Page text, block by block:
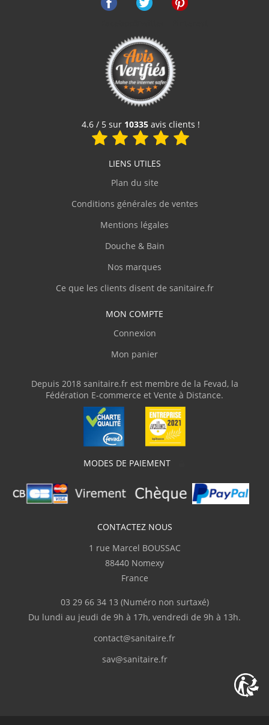
Receveur Olympic Plus Blanc - Hauteur 12.5 cm - 110x70
cm
Voir le produit
4.6 / 5 sur 10335avis clients !
LIENS UTILES
Plan du site
Conditions générales de ventes
Mentions légales
Douche & Bain
Nos marques
Ce que les clients disent de sanitaire.fr
MON COMPTE
Connexion
Mon panier
Depuis 2018 sanitaire.fr est membre de la Fevad, la
Fédération E-commerce et Vente à Distance.
MODES DE PAIEMENT
CONTACTEZ NOUS
1 rue Marcel BOUSSAC
88440 Nomexy
France
03 29 66 34 13 (Numéro non surtaxé)
Du lundi au jeudi de 9h à 17h, vendredi de 9h à 13h.
contact@sanitaire.fr
sav@sanitaire.fr